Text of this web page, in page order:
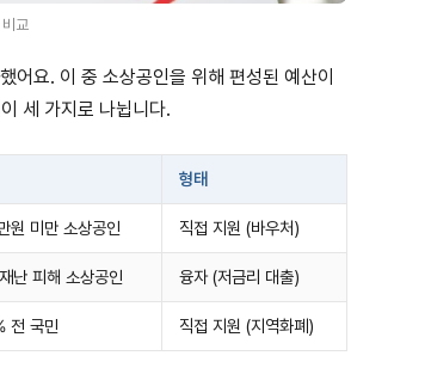
교
요. 이 중 소상공인을 위해 편성된 예산이
세 가지로 나뉩니다.
형태
원 미만 소상공인 직접 지원 (바우처)
난 피해 소상공인 융자 (저금리 대출)
전 국민 직접 지원 (지역화폐)